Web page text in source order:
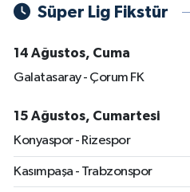
Süper Lig Fikstür
14 Ağustos, Cuma
Galatasaray - Çorum FK
15 Ağustos, Cumartesi
Konyaspor - Rizespor
Kasımpaşa - Trabzonspor